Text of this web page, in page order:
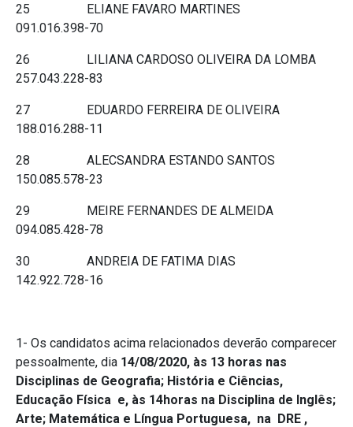
25 ELIANE FAVARO MARTINES
091.016.398-70
26 LILIANA CARDOSO OLIVEIRA DA LOMBA
257.043.228-83
27 EDUARDO FERREIRA DE OLIVEIRA
188.016.288-11
28 ALECSANDRA ESTANDO SANTOS
150.085.578-23
29 MEIRE FERNANDES DE ALMEIDA
094.085.428-78
30 ANDREIA DE FATIMA DIAS
142.922.728-16
1- Os candidatos acima relacionados deverão comparecer
pessoalmente, dia 14/08/2020, às 13 horas nas
Disciplinas de Geografia; História e Ciências,
Educação Física e, às 14horas na Disciplina de Inglês;
Arte; Matemática e Língua Portuguesa, na DRE ,